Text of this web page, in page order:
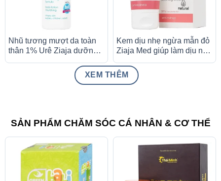
Nhũ tương mượt da toàn
thân 1% Urê Ziaja dưỡng
Kem dịu nhẹ ngừa mẫn đỏ
Ziaja Med giúp làm dịu nhẹ
da, dưỡng ẩm, làm đều
màu da (50ml)
XEM THÊM
SẢN PHẨM CHĂM SÓC CÁ NHÂN & CƠ THỂ